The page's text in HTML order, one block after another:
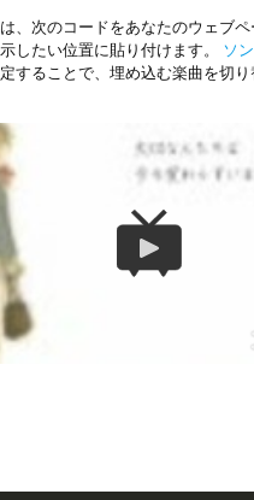
、次のコードをあなたのウェブ
したい位置に貼り付けます。 ソ
することで、埋め込む楽曲を切